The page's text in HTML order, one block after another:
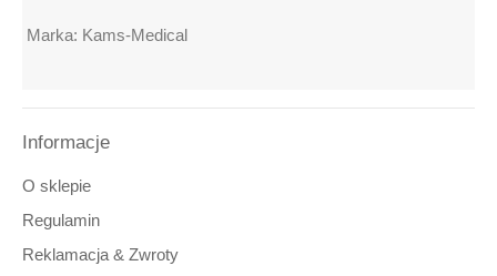
Marka: Kams-Medical
9660749635522
8651251747613
3765907850420
3757989688213
8992087390599
5417801072948
Informacje
O sklepie
Regulamin
Reklamacja & Zwroty